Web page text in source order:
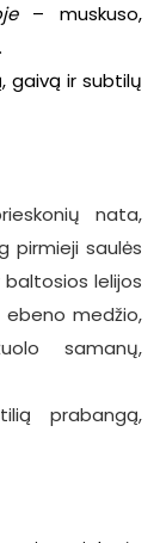
– muskuso,
gaivą ir subtilų
nata,
pirmieji saulės
lelijos
medžio,
samanų,
prabangą,